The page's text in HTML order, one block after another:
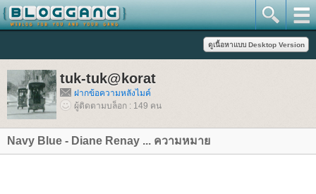
tuk-tuk@korat
ฝากข้อความหลังไมค์
ผู้ติดตามบล็อก : 149 คน
Navy Blue - Diane Renay ... ความหมา